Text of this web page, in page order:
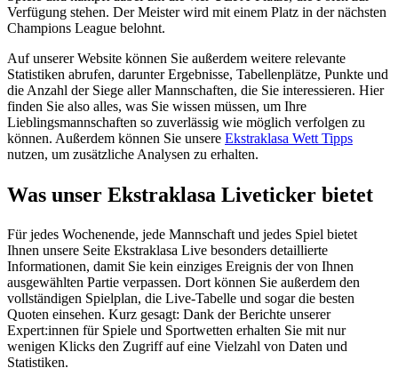
Verfügung stehen. Der Meister wird mit einem Platz in der nächsten
Champions League belohnt.
Auf unserer Website können Sie außerdem weitere relevante
Statistiken abrufen, darunter Ergebnisse, Tabellenplätze, Punkte und
die Anzahl der Siege aller Mannschaften, die Sie interessieren. Hier
finden Sie also alles, was Sie wissen müssen, um Ihre
Lieblingsmannschaften so zuverlässig wie möglich verfolgen zu
können. Außerdem können Sie unsere Ekstraklasa Wett Tipps
nutzen, um zusätzliche Analysen zu erhalten.
Was unser Ekstraklasa Liveticker bietet
Für jedes Wochenende, jede Mannschaft und jedes Spiel bietet
Ihnen unsere Seite Ekstraklasa Live besonders detaillierte
Informationen, damit Sie kein einziges Ereignis der von Ihnen
ausgewählten Partie verpassen. Dort können Sie außerdem den
vollständigen Spielplan, die Live-Tabelle und sogar die besten
Quoten einsehen. Kurz gesagt: Dank der Berichte unserer
Expert:innen für Spiele und Sportwetten erhalten Sie mit nur
wenigen Klicks den Zugriff auf eine Vielzahl von Daten und
Statistiken.